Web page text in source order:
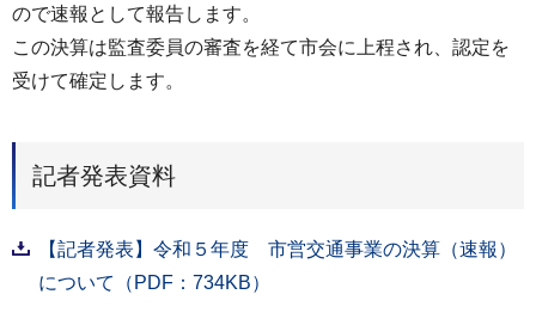
ので速報として報告します。
この決算は監査委員の審査を経て市会に上程され、認定を
受けて確定します。
記者発表資料
【記者発表】令和５年度 市営交通事業の決算（速報）
について（PDF：734KB）